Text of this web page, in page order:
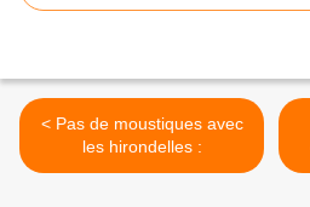
< Pas de moustiques avec
les hirondelles :